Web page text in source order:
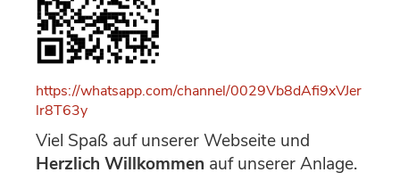
https://whatsapp.com/channel/0029Vb8dAfi9xVJer
lr8T63y
Viel Spaß auf unserer Webseite und
Herzlich Willkommen auf unserer Anlage.